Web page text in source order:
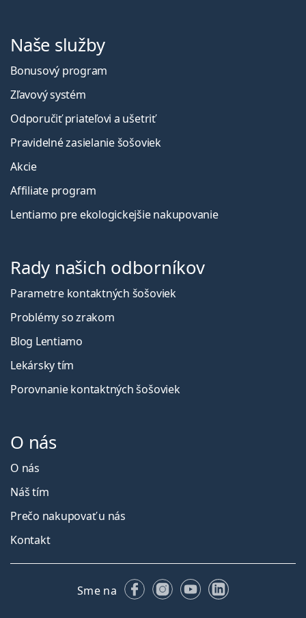
Naše služby
Bonusový program
Zľavový systém
Odporučiť priateľovi a ušetriť
Pravidelné zasielanie šošoviek
Akcie
Affiliate program
Lentiamo pre ekologickejšie nakupovanie
Rady našich odborníkov
Parametre kontaktných šošoviek
Problémy so zrakom
Blog Lentiamo
Lekársky tím
Porovnanie kontaktných šošoviek
O nás
O nás
Náš tím
Prečo nakupovať u nás
Kontakt
Sme na FacebookuInstagrame
YouTubeLinkedIn